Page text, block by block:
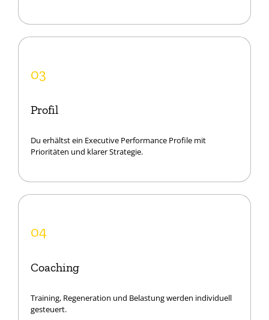
03
Profil
Du erhältst ein Executive Performance Profile mit
Prioritäten und klarer Strategie.
04
Coaching
Training, Regeneration und Belastung werden individuell
gesteuert.